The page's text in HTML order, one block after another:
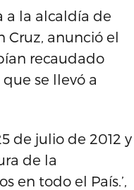
a la alcaldía de
Cruz, anunció el
recaudado
se llevó a
de julio de 2012 y
de la
en todo el País.’,